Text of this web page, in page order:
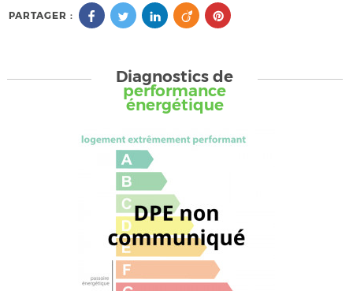
PARTAGER :
Diagnostics de
performance
énergétique